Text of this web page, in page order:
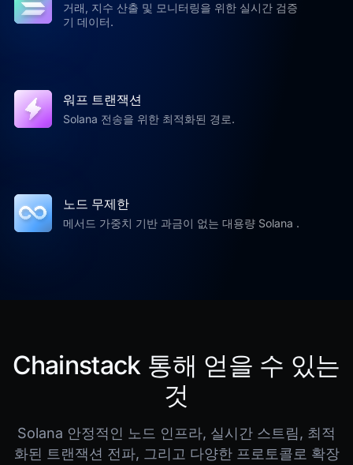
거래, 지수 산출 및 모니터링을 위한 실시간 검증
기 데이터.
워프 트랜잭션
Solana 전송을 위한 최적화된 경로.
노드 무제한
메서드 가중치 기반 과금이 없는 대용량 Solana .
Chainstack 통해 얻을 수 있는
것
Solana 안정적인 노드 인프라, 실시간 스트림, 최적
화된 트랜잭션 전파, 그리고 다양한 프로토콜로 확장